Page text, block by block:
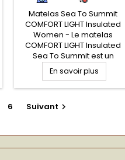
Matelas Sea To Summit
COMFORT LIGHT Insulated
Women - Le matelas
COMFORT LIGHT Insulated
Sea To Summit est un
matelas gonflable ultra
léger et isolé (indice R-
Value 3.9) pour un meilleur
trek ultra léger. Isolation
corporelle vers le sol.
Pompe Airstream fournie
En savoir plus
6 Suivant 